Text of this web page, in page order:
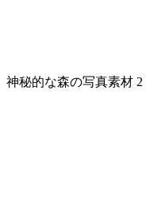
神秘的な森の写真素材 2